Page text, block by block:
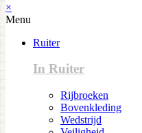
×
Menu
Ruiter
In Ruiter
Rijbroeken
Bovenkleding
Wedstrijd